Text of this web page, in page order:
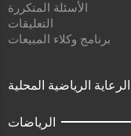
الأسئلة المتكررة
التعليقات
برنامج وكلاء المبيعات
الرعاية الرياضية المحلية
الرياضات